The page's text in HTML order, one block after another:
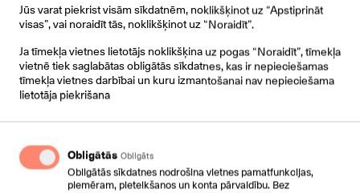
Xcally kontaktu
centrs
3CX zvanu
centrs
Telefonijas API
un CRM
Jūs varat piekrist visām sīkdatnēm, noklikšķinot uz “Apstiprināt
visas”, vai noraidīt tās, noklikšķinot uz “Noraidīt”.
Ja tīmekļa vietnes lietotājs noklikšķina uz pogas “Noraidīt”, tīmekļa
vietnē tiek saglabātas obligātās sīkdatnes, kas ir nepieciešamas
tīmekļa vietnes darbībai un kuru izmantošanai nav nepieciešama
lietotāja piekrišana
Obligātās Obligāts
Obligātās sīkdatnes nodrošina vietnes pamatfunkcijas,
piemēram, pieteikšanos un konta pārvaldību. Bez